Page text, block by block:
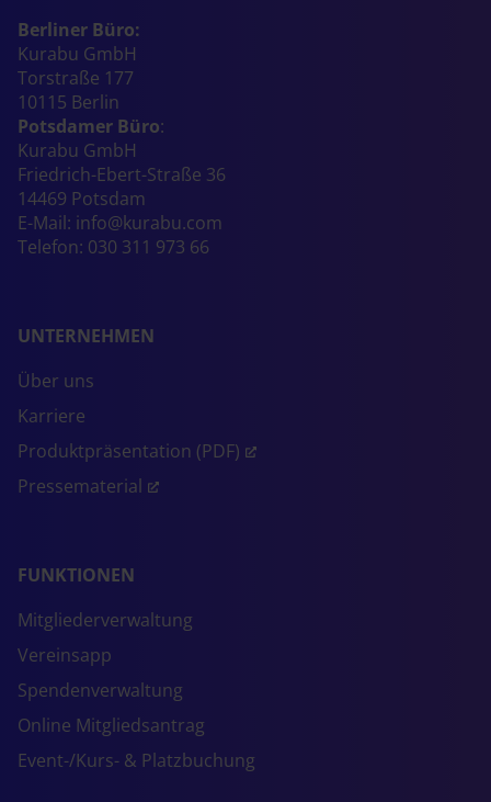
Berliner Büro:
Kurabu GmbH
Torstraße 177
10115 Berlin
Potsdamer Büro:
Kurabu GmbH
Friedrich-Ebert-Straße 36
14469 Potsdam
E-Mail: info@kurabu.com
Telefon: 030 311 973 66
UNTERNEHMEN
Über uns
Karriere
Produktpräsentation (PDF)
Pressematerial
FUNKTIONEN
Mitgliederverwaltung
Vereinsapp
Spendenverwaltung
Online Mitgliedsantrag
Event-/Kurs- & Platzbuchung